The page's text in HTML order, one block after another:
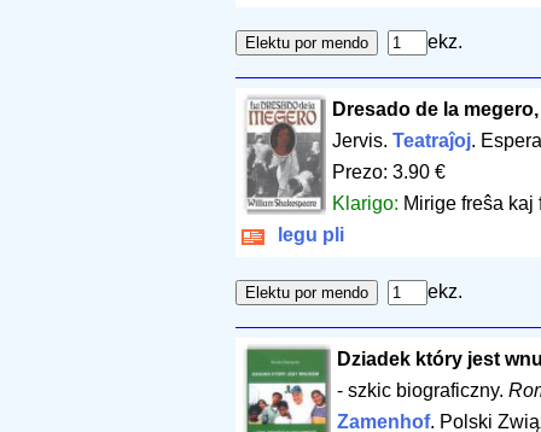
ekz.
Dresado de la
Jervis. Teatraĵoj.
Prezo: 3.90 €
Klarigo: Mirige freŝa
legu pli
ekz.
Dziadek który jest
- szkic biograficzny.
Zamenhof. Polski